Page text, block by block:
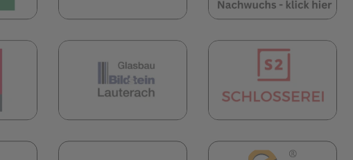
(öffnet in neuem Tab) (öffnet in neuem Tab)